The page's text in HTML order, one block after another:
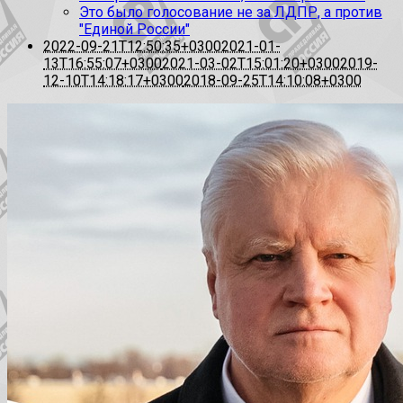
Это было голосование не за ЛДПР, а против
"Единой России"
2022-09-21T12:50:35+03002021-01-
13T16:55:07+03002021-03-02T15:01:20+03002019-
12-10T14:18:17+03002018-09-25T14:10:08+0300